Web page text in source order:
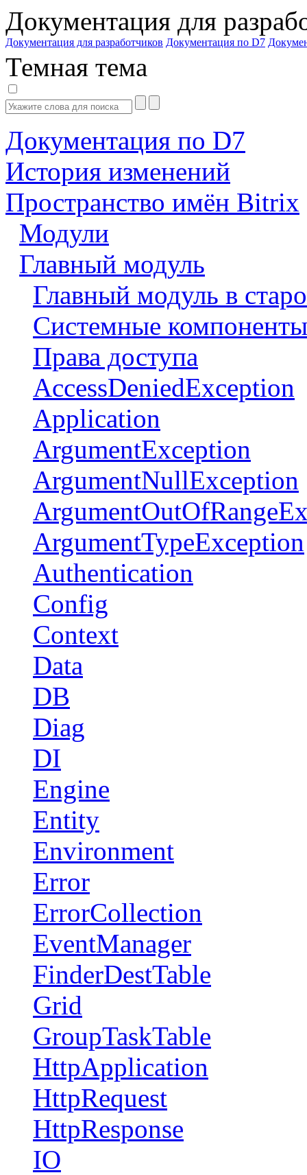
Документация для
Документация для разработчиков Документация по D7
Темная тема
Документация по D7
История изменений
Пространство имён Bitrix
Модули
Главный модуль
Главный модуль в
Системные компоненты
Права доступа
AccessDeniedException
Application
ArgumentException
ArgumentNullException
ArgumentTypeException
Authentication
Config
Context
Data
DB
Diag
DI
Engine
Entity
Environment
Error
ErrorCollection
EventManager
FinderDestTable
Grid
GroupTaskTable
HttpApplication
HttpRequest
HttpResponse
IO